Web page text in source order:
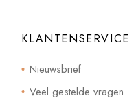
KLANTENSERVICE
Nieuwsbrief
Veel gestelde vragen